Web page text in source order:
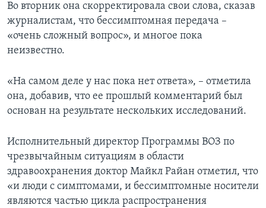
Во вторник она скорректировала свои слова, сказав
журналистам, что бессимптомная передача –
«очень сложный вопрос», и многое пока
неизвестно.
«На самом деле у нас пока нет ответа», – отметила
она, добавив, что ее прошлый комментарий был
основан на результате нескольких исследований.
Исполнительный директор Программы ВОЗ по
чрезвычайным ситуациям в области
здравоохранения доктор Майкл Райан отметил, что
«и люди с симптомами, и бессимптомные носители
являются частью цикла распространения